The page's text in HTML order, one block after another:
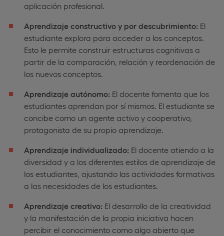
aplicación profesional.
Aprendizaje constructivo y por descubrimiento: El
estudiante explora para acceder a los conceptos.
Esto le permite construir estructuras cognitivas a
partir de la comparación, relación y reordenación de
los nuevos conceptos.
Aprendizaje autónomo: El docente fomenta que los
estudiantes aprendan por sí mismos. El estudiante se
concibe como un agente activo y cooperativo,
protagonista de su propio aprendizaje.
Aprendizaje individualizado: El docente atiendo a la
diversidad y a los diferentes estilos de aprendizaje de
los estudiantes, ajustando las actividades formativas
a las necesidades de los estudiantes.
Aprendizaje creativo: El desarrollo de la creatividad
y la manifestación de la propia iniciativa hacen
percibir el conocimiento como algo abierto que